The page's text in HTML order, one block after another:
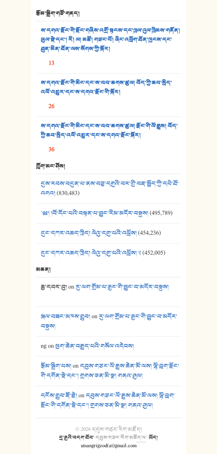
32. ཨ་མ།
33. འཛོམས་པའི་ལམ།
34. ཉི་མ་སེམས་ལ་ཞོག་དང་། - ཟླ་སྒྲོན།
36. ཟླ་གཞོན་སྙན་དབྱངས། - ཟླ་སྒྲོན།
38. ཡབ་ཡུམ། - ཟླ་སྒྲོན།
རྩོམ་སྒྲིག་གཙོ་གནད།
ས་དགའ་རྫོང་གི་རྫོང་གཞིས་འགྲོ་སྟངས་དང་ཁྲལ་འུལ་ཁྲིམས་གནོན།
ཡུལ་སྡེ་དང་། རི། ལ། མཚོ། གཙང་པོ། ཞིང་འབྲོག་ཐོན་ཁུངས་དང་
ཐུན་མིན་ཐོན་ལས་སོགས་ཀྱི་སྐོར།
13
ས་དགའ་རྫོང་གི་མིང་དང་ས་བབ་ཆགས་ཚུལ། བོད་ཀྱི་ཆབ་སྲིད་
འཕོ་འགྱུར་དང་ས་དགའ་རྫོང་གི་སྐོར།
26
ས་དགའ་རྫོང་གི་མིང་དང་ས་བབ་ཆགས་ཚུལ། རྫོང་གི་ལོ་རྒྱུས། བོད་
ཀྱི་ཆབ་སྲིད་འཕོ་འགྱུར་དང་ས་དགའ་རྫོང་སྐོར།
36
ཀློག་མང་ཤོས།
དུས་རབས་བདུན་པ་ནས་བཅུ་དགུའི་བར་གྱི་བརྡ་སྤྲོད་ཀྱི་དཔེ་ཐོ་
འགའ།(830,483)
༄༅། །བོ་དོང་པའི་བསྟན་པ་བྱུང་རིམ་མདོར་བསྡུས།(495,789)
དུང་དཀར་འཆད་ཁྲིད། ལེའུ་དགུ་པའི་འཕྲོས།(454,236)
དུང་དཀར་འཆད་ཁྲིད། ལེའུ་དགུ་པའི་འཕྲོས། ༢(452,005)
མཆན།
ཆུ་དབར་བུ།onརུ་ལག་གྲོམ་པ་རྒྱང་གི་བྱུང་བ་མདོར་བསྡུས།
སྐལ་བཟང་མཁས་གྲུབ།onརུ་ལག་གྲོམ་པ་རྒྱང་གི་བྱུང་བ་མདོར་
བསྡུས།
ngonཕྱག་ཆེན་བརྒྱུད་པའི་གསོལ་འདེབས།
རྩོམ་སྒྲིག་པས།onདབུས་གཙང་ལོ་རྒྱུས་ཆེན་མོ་ལས། ལྷོ་བྲག་རྫོང་
གི་དགོན་སྡེ་དང་། གྲགས་ཅན་མི་སྣ། གནའ་ཤུལ།
དངོས་གྲུབ་རྡོ་རྗེ།onདབུས་གཙང་ལོ་རྒྱུས་ཆེན་མོ་ལས། ལྷོ་བྲག་
རྫོང་གི་དགོན་སྡེ་དང་། གྲགས་ཅན་མི་སྣ། གནའ་ཤུལ།
© 2026 དབུས་གཙང་རིག་མཛོད།
དྲ་རྒྱའི་བདག་ཐོབ་དབུས་གཙང་རིག་མཛོད་ལ་ ཡོད།
utsangrigzod(at)gmail.com